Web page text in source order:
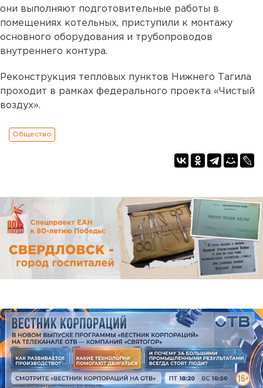
они выполняют подготовительные работы в
помещениях котельных, приступили к монтажу
основного оборудования и трубопроводов
внутреннего контура.
Реконструкция тепловых пунктов Нижнего Тагила
проходит в рамках федерального проекта «Чистый
воздух».
Общество